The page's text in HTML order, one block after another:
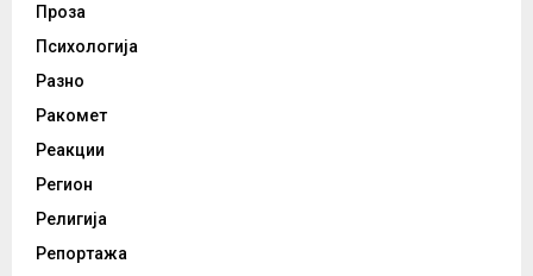
Проза
Психологија
Разно
Ракомет
Реакции
Регион
Религија
Репортажа